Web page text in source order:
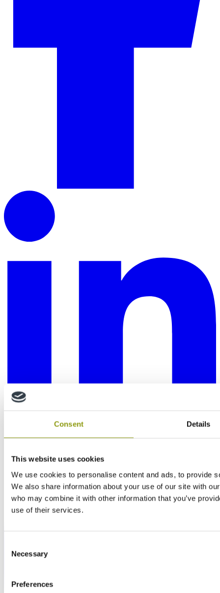
Consent Details
This website uses cookies
We use cookies to personalise content and ads, to provide
We also share information about your use of our site with
who may combine it with other information that you’ve
use of their services.
Selection
Necessary
Preferences